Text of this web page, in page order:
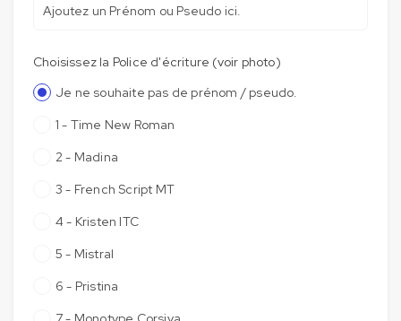
Choisissez la Police d'écriture (voir photo)
Je ne souhaite pas de prénom / pseudo.
1 - Time New Roman
2 - Madina
3 - French Script MT
4 - Kristen ITC
5 - Mistral
6 - Pristina